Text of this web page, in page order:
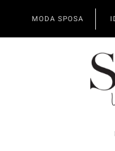
MODA SPOSA